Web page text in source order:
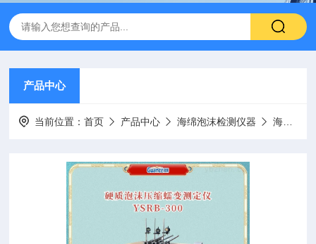
产品中心
当前位置：首页 产品中心 海绵泡沫检测仪器 海绵压缩蠕变测试仪